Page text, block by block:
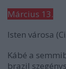
Március 13.
Isten városa
Kábé a
brazil